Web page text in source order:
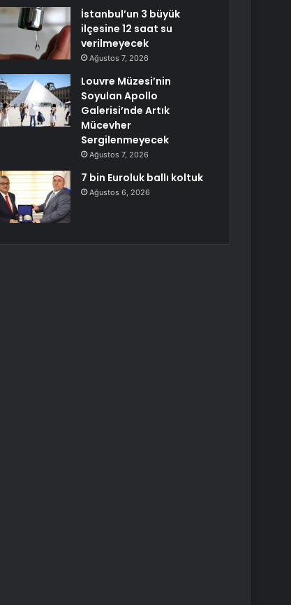
İstanbul’un 3 büyük
ilçesine 12 saat su
verilmeyecek
Ağustos 7, 2026
Louvre Müzesi’nin
Soyulan Apollo
Galerisi’nde Artık
Mücevher
Sergilenmeyecek
Ağustos 7, 2026
7 bin Euroluk ballı koltuk
Ağustos 6, 2026